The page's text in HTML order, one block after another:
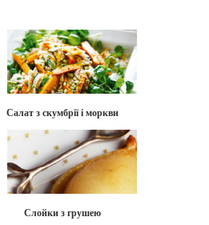
Салат з скумбрії і моркви
Слойки з грушею